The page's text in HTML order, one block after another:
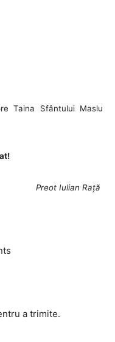
Taina Sfântului Maslu
Preot Iulian Rață
a trimite.